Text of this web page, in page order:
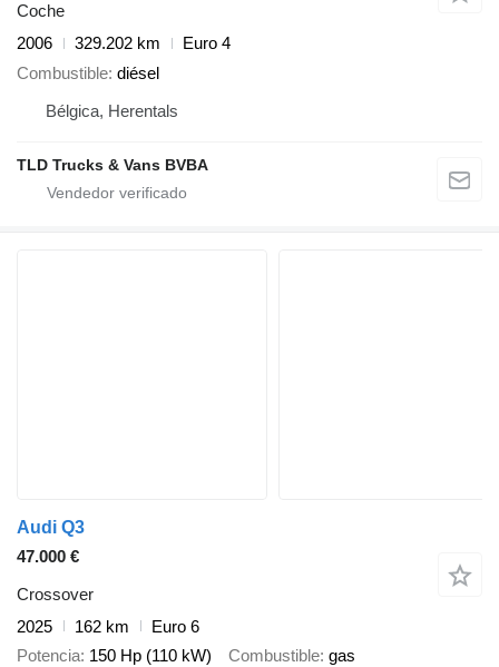
Coche
2006
329.202 km
Euro 4
Combustible diésel
Bélgica, Herentals
TLD Trucks & Vans BVBA
Audi Q3
47.000 €
Crossover
2025
162 km
Euro 6
Potencia 150 Hp (110 kW) Combustible gas